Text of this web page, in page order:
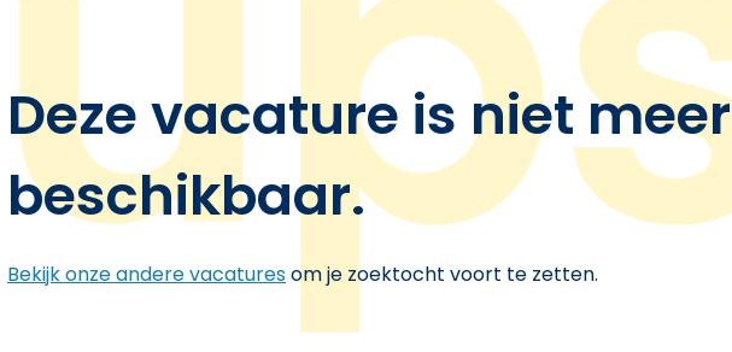
Deze vacature is niet meer
beschikbaar.
Bekijk onze andere vacaturesom je zoektocht voort te zetten.